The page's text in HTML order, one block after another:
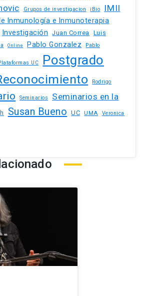
Grupos de investigacion iBio IMII
Inmunología e Inmunoterapia
Investigación Juan Correa Luis
Online Pablo Gonzalez Pablo
UC Postgrado
Rodrigo
Seminarios
Seminarios en la
Susan Bueno UC UMA
Veronica